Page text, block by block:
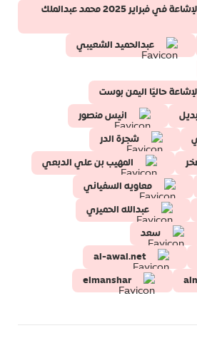
بعض متداولي الإشاعة في فبراير 2025 محمد عبدالملك
عبدالحميد الشعيبي
حاليًا اليمن بوست
انيس منصور
شجرة الدر
المهيب بن علي الدبعي
معاويه السفياني
عبدالله الحميري
سعد
al-awal.net
elmanshar